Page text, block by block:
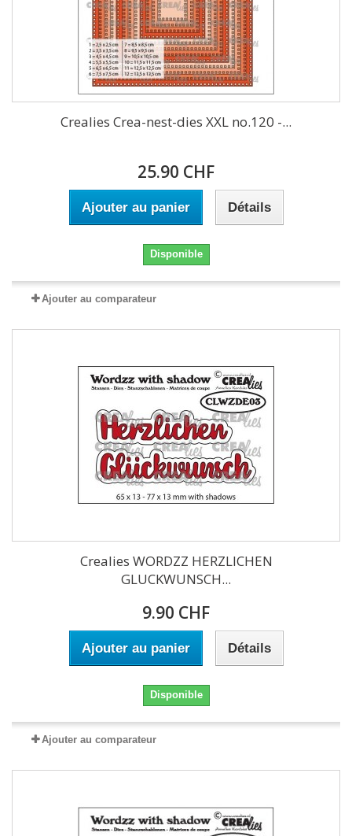
Crealies Crea-nest-dies XXL no.120 -...
25.90 CHF
Ajouter au panier Détails
Disponible
Ajouter au comparateur
Crealies WORDZZ HERZLICHEN
GLUCKWUNSCH...
9.90 CHF
Ajouter au panier Détails
Disponible
Ajouter au comparateur